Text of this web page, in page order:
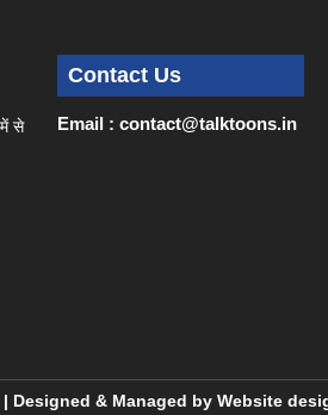
में से
Contact Us
Email : contact@talktoons.in
Designed & Managed by Website